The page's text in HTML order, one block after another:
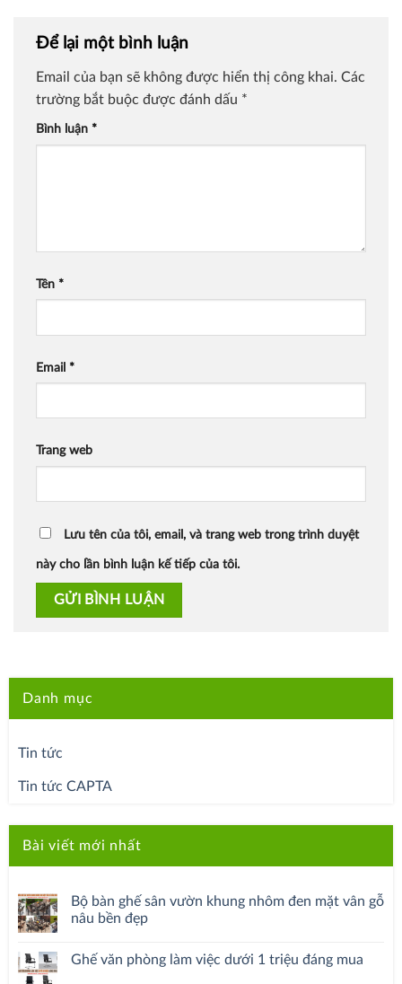
Để lại một bình luận
Email của bạn sẽ không được hiển thị công khai. Các
trường bắt buộc được đánh dấu *
Bình luận *
Tên *
Email *
Trang web
Lưu tên của tôi, email, và trang web trong trình duyệt
này cho lần bình luận kế tiếp của tôi.
Danh mục
Tin tức
Tin tức CAPTA
Bài viết mới nhất
Bộ bàn ghế sân vườn khung nhôm đen mặt vân gỗ
nâu bền đẹp
Ghế văn phòng làm việc dưới 1 triệu đáng mua